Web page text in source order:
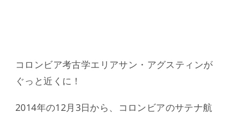
コロンビア考古学エリアサン・アグスティンが
ぐっと近くに！
2014年の12月3日から、コロンビアのサテナ航